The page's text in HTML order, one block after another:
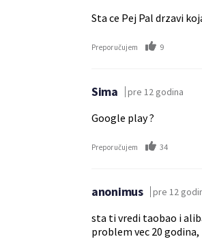
Sta ce Pej Pal drzavi
Preporučujem 9
Sima pre 12 godina
Google play ?
Preporučujem 34
anonimus pre 12
sta ti vredi taobao i
problem vec 20